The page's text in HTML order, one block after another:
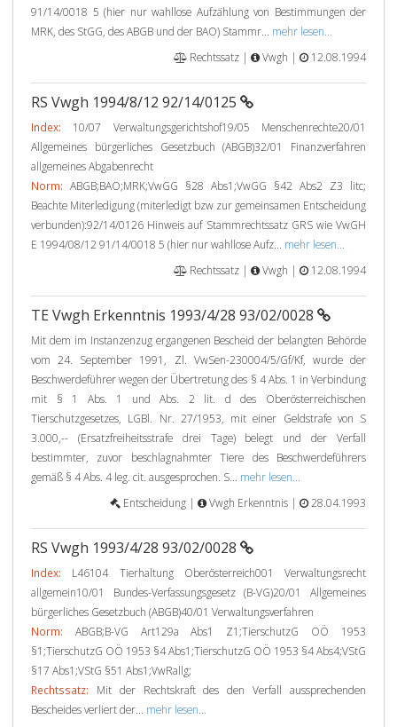
91/14/0018 5 (hier nur wahllose Aufzählung von Bestimmungen der
MRK, des StGG, des ABGB und der BAO) Stammr... mehr lesen...
Rechtssatz |
Vwgh | 12.08.1994
RS Vwgh 1994/8/12 92/14/0125
Index: 10/07 Verwaltungsgerichtshof19/05 Menschenrechte20/01
Allgemeines bürgerliches Gesetzbuch (ABGB)32/01 Finanzverfahren
allgemeines Abgabenrecht
Norm: ABGB;BAO;MRK;VwGG §28 Abs1;VwGG §42 Abs2 Z3 litc;
Beachte Miterledigung (miterledigt bzw zur gemeinsamen Entscheidung
verbunden):92/14/0126 Hinweis auf Stammrechtssatz GRS wie VwGH
E 1994/08/12 91/14/0018 5 (hier nur wahllose Aufz... mehr lesen...
Rechtssatz |
Vwgh | 12.08.1994
TE Vwgh Erkenntnis 1993/4/28 93/02/0028
Mit dem im Instanzenzug ergangenen Bescheid der belangten Behörde
vom 24. September 1991, Zl. VwSen-230004/5/Gf/Kf, wurde der
Beschwerdeführer wegen der Übertretung des § 4 Abs. 1 in Verbindung
mit § 1 Abs. 1 und Abs. 2 lit. d des Oberösterreichischen
Tierschutzgesetzes, LGBl. Nr. 27/1953, mit einer Geldstrafe von S
3.000,-- (Ersatzfreiheitsstrafe drei Tage) belegt und der Verfall
bestimmter, zuvor beschlagnahmter Tiere des Beschwerdeführers
gemäß § 4 Abs. 4 leg. cit. ausgesprochen. S... mehr lesen...
Entscheidung |
Vwgh Erkenntnis | 28.04.1993
RS Vwgh 1993/4/28 93/02/0028
Index: L46104 Tierhaltung Oberösterreich001 Verwaltungsrecht
allgemein10/01 Bundes-Verfassungsgesetz (B-VG)20/01 Allgemeines
bürgerliches Gesetzbuch (ABGB)40/01 Verwaltungsverfahren
Norm: ABGB;B-VG Art129a Abs1 Z1;TierschutzG OÖ 1953
§1;TierschutzG OÖ 1953 §4 Abs1;TierschutzG OÖ 1953 §4 Abs4;VStG
§17 Abs1;VStG §51 Abs1;VwRallg;
Rechtssatz: Mit der Rechtskraft des den Verfall aussprechenden
Bescheides verliert der... mehr lesen...